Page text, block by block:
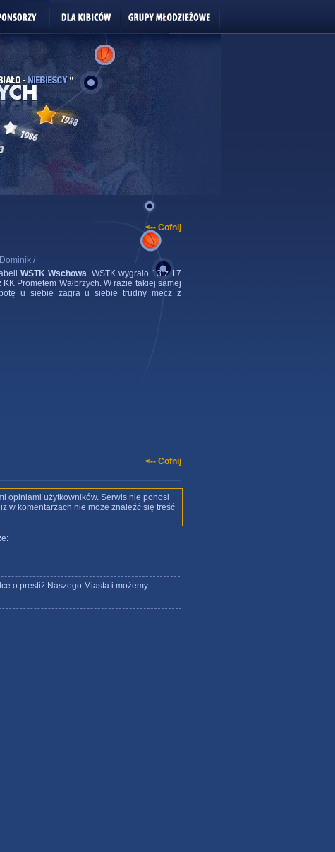
<-- Cofnij
/
WSTK Wschowa. WSTK wygrało 13 z 17
Prometem Wałbrzych. W razie takiej samej
u siebie zagra u siebie trudny mecz z
<-- Cofnij
opiniami użytkowników. Serwis nie ponosi
w komentarzach nie może znaleźć się treść
o prestiż Naszego Miasta i możemy